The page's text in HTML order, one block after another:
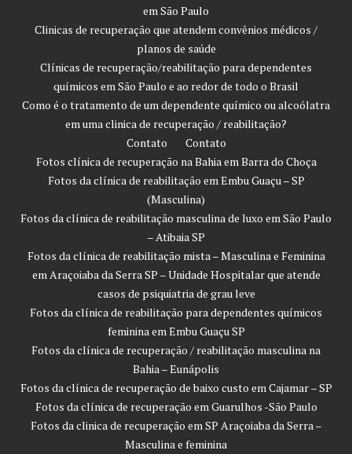
em São Paulo
Clinicas de recuperação que atendem convênios médicos /
planos de saúde
Clínicas de recuperação/reabilitação para dependentes
químicos em São Paulo e ao redor de todo o Brasil
Como é o tratamento de um dependente químico ou alcoólatra
em uma clinica de recuperação / reabilitação?
Contato
Contato
Fotos clínica de recuperação na Bahia em Barra do Choça
Fotos da clínica de reabilitação em Embu Guaçu – SP
(Masculina)
Fotos da clínica de reabilitação masculina de luxo em São Paulo
– Atibaia SP
Fotos da clínica de reabilitação mista – Masculina e Feminina
em Araçoiaba da Serra SP – Unidade Hospitalar que atende
casos de psiquiatria de grau leve
Fotos da clínica de reabilitação para dependentes químicos
feminina em Embu Guaçu SP
Fotos da clínica de recuperação / reabilitação masculina na
Bahia – Eunápolis
Fotos da clínica de recuperação de baixo custo em Cajamar – SP
Fotos da clínica de recuperação em Guarulhos -São Paulo
Fotos da clinica de recuperação em SP Araçoiaba da Serra –
Masculina e feminina